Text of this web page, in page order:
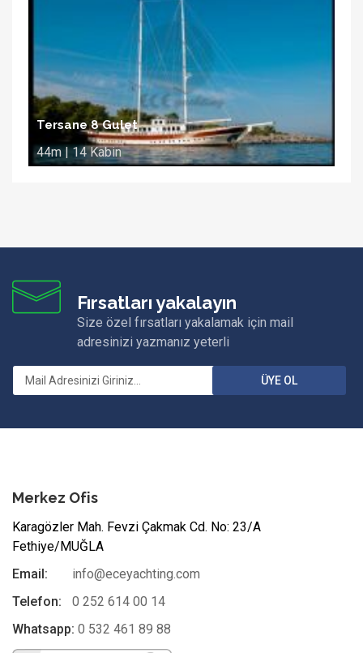
Tersane 8 Gulet
44m | 14 Kabin
Fırsatları yakalayın
Size özel fırsatları yakalamak için mail
adresinizi yazmanız yeterli
ÜYE OL
Merkez Ofis
Karagözler Mah. Fevzi Çakmak Cd. No: 23/A
Fethiye/MUĞLA
Email:
info@eceyachting.com
Telefon:
0 252 614 00 14
Whatsapp: 0 532 461 89 88